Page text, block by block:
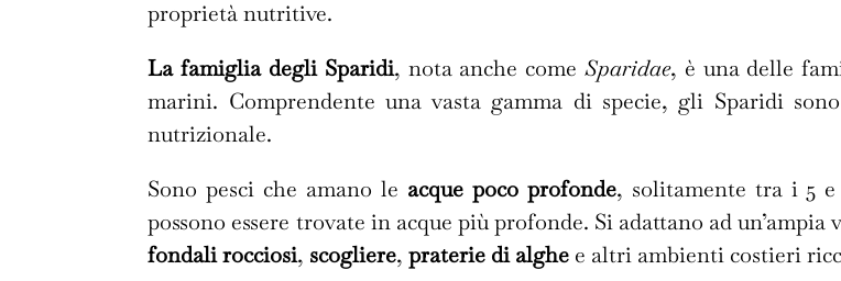
proprietà nutritive.
La famiglia degli Sparidi, nota anche comeSparidae, è una delle
marini. Comprendente una vasta gamma di specie, gli Sparidi
nutrizionale.
Sono pesci che amano le acque poco profonde, solitamente tra i 5 e
possono essere trovate in acque più profonde. Si adattano ad
fondali rocciosi, scogliere,praterie di alghe e altri ambienti costieri